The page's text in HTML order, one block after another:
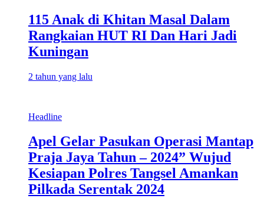
115 Anak di Khitan Masal Dalam
Rangkaian HUT RI Dan Hari Jadi
Kuningan
2 tahun yang lalu
Headline
Apel Gelar Pasukan Operasi Mantap
Praja Jaya Tahun – 2024” Wujud
Kesiapan Polres Tangsel Amankan
Pilkada Serentak 2024